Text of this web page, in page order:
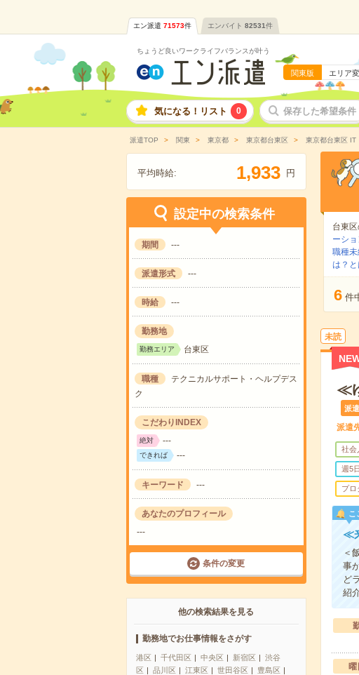
エン派遣 71573件 エンバイト 82531件
ちょうど良いワークライフバランスが叶う
関東版 エリア
気になる！リスト 0 保存した希望条件
派遣TOP 関東 東京都 東京都台東区 東京都台東区 IT
平均時給: 1,933 円
設定中の検索条件
期間 ---
派遣形式 ---
時給 ---
勤務地
勤務エリア 台東区
職種
テクニカルサポート・ヘルプデス
ク
こだわりINDEX
絶対 ---
できれば ---
キーワード ---
あなたのプロフィール
---
条件の変更
他の検索結果を見る
勤務地でお仕事情報をさがす
港区 千代田区 中央区 新宿区
渋谷
区
品川区 江東区 世田谷区
豊島区
台東
ーショ
職種
は？と
6 件
未読
≪
派遣
派遣
社会
週5
プロ
こ
≪
＜
事
ど
紹
曜